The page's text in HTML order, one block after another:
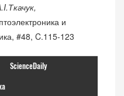
и
#48, C.115-123
ScienceDaily